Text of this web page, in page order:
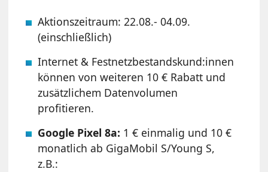
Aktionszeitraum: 22.08.- 04.09.
(einschließlich)
Internet & Festnetzbestandskund:innen
können von weiteren 10 € Rabatt und
zusätzlichem Datenvolumen
profitieren.
Google Pixel 8a: 1 € einmalig und 10 €
monatlich ab GigaMobil S/Young S,
z.B.: